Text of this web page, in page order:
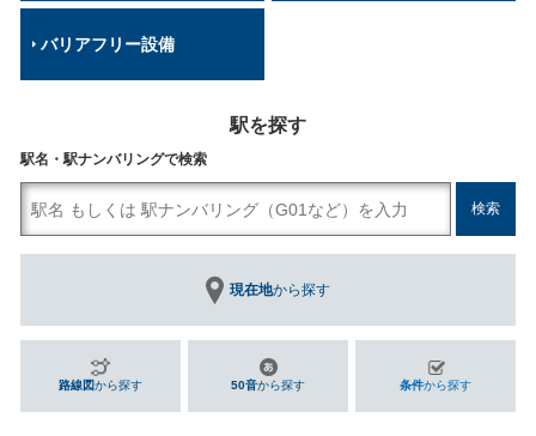
バリアフリー設備
駅を探す
駅名・駅ナンバリングで検索
路線図から探す 50音から探す 条件から探す
現在地から探す